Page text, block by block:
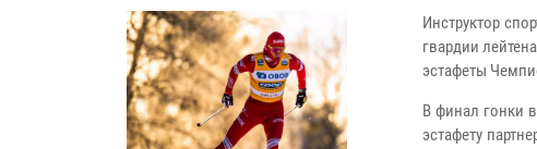
Инструктор
гвардии
эстафеты
В финал гонки
эстафету